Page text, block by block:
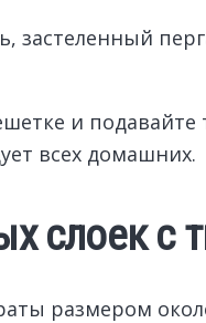
и
всех домашних.
слоек с
размером